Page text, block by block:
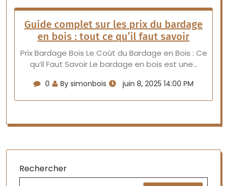
Guide complet sur les prix du bardage
en bois : tout ce qu’il faut savoir
Prix Bardage Bois Le Coût du Bardage en Bois : Ce
qu’il Faut Savoir Le bardage en bois est une…
0 By simonbois juin 8, 2025 14:00 PM
Rechercher